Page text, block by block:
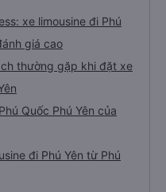
xe limousine đi Phú
giá cao
thường gặp khi đặt xe
Quốc Phú Yên của
đi Phú Yên từ Phú